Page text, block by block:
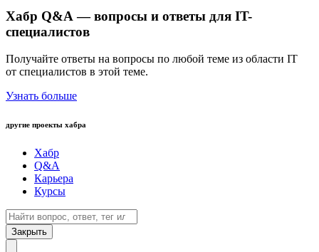
Хабр Q&A — вопросы и ответы для IT-
специалистов
Получайте ответы на вопросы по любой теме из области IT
от специалистов в этой теме.
Узнать больше
другие проекты хабра
Хабр
Q&A
Карьера
Курсы
Закрыть